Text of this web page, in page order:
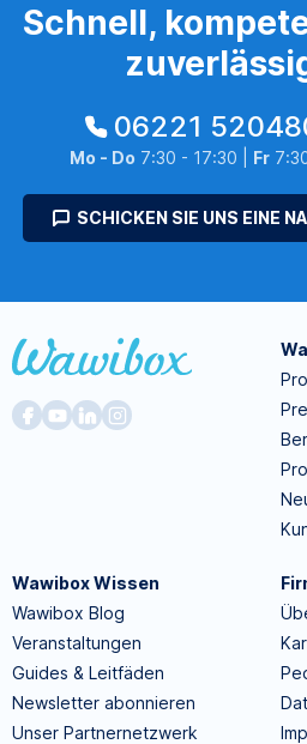
Schnell,
06221
Mo - Do 7:30 - 17:30 | Fr
SCHICKEN SIE UNS EINE
Wawibox Wissen
Wawibox Blog
Veranstaltungen
Guides & Leitfäden
Newsletter abonnieren
Unser Partnernetzwerk